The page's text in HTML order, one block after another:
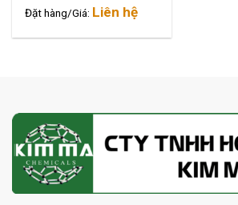
Đặt hàng/Giá: Liên hệ